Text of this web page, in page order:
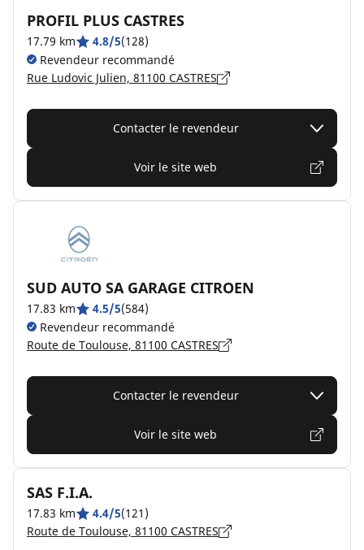
PROFIL PLUS CASTRES
17.79 km 4.8/5(128)
Revendeur recommandé
Rue Ludovic Julien, 81100 CASTRES
Contacter le revendeur
Voir le site web
SUD AUTO SA GARAGE CITROEN
17.83 km 4.5/5(584)
Revendeur recommandé
Route de Toulouse, 81100 CASTRES
Contacter le revendeur
Voir le site web
SAS F.I.A.
17.83 km 4.4/5(121)
Route de Toulouse, 81100 CASTRES